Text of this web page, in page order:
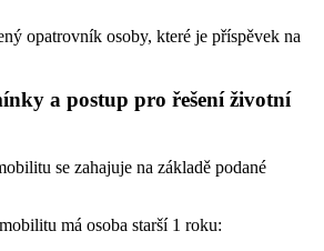
opatrovník osoby, které je příspěvek na
a postup pro řešení životní
se zahajuje na základě podané
má osoba starší 1 roku: